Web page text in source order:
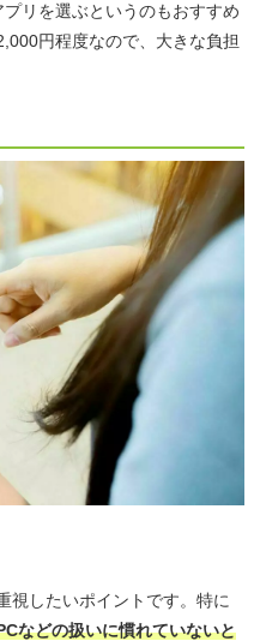
リを選ぶというのもおすすめ
円程度なので、大きな負担
視したいポイントです。特に
などの扱いに慣れていないと